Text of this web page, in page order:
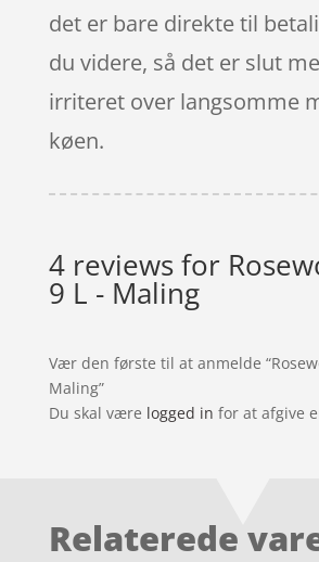
det er bare direkte til
du videre, så det er slut
irriteret over langsomme
køen.
4 reviews for
9 L - Maling
Vær den første til at anmelde
Maling”
Du skal være logged in for at afgive
Relaterede